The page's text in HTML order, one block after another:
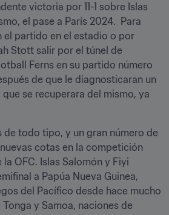
victoria por 11-1 sobre Islas
el pase a París 2024.  Para
el partido en el estadio o por
Stott salir por el túnel de
Ferns en su partido número
de que le diagnosticaran un
se recuperara del mismo, ya
de todo tipo, y un gran número de
cotas en la competición
OFC. Islas Salomón y Fiyi
a Papúa Nueva Guinea,
del Pacífico desde hace mucho
y Samoa, naciones de